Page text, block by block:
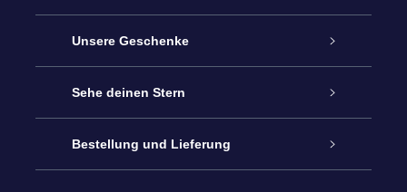
Service
Kontakt
Blog
Unsere Geschenke
Sterne schenken
OSR-Geschenkpaket
Sehe deinen Stern
Sternregister
Bestellung und Lieferung